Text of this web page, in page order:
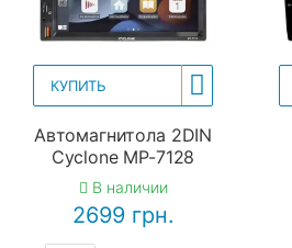
КУПИТЬ
Автомагнитола 2DIN
Cyclone MP-7128
В наличии
2699 грн.